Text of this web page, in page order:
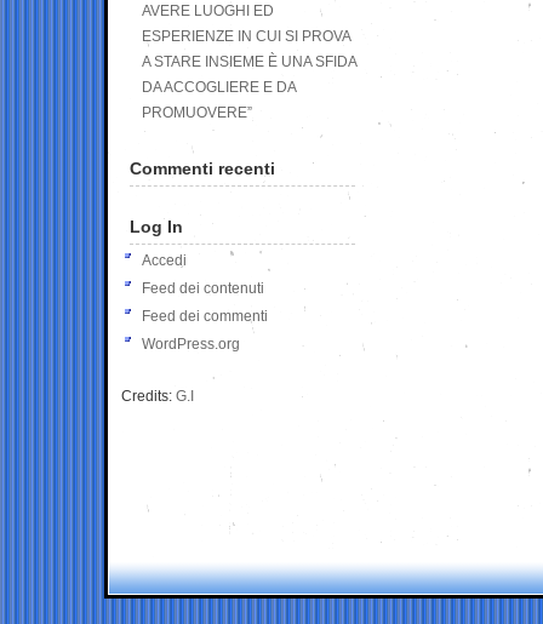
AVERE LUOGHI ED
ESPERIENZE IN CUI SI PROVA
A STARE INSIEME È UNA SFIDA
DA ACCOGLIERE E DA
PROMUOVERE”
Commenti recenti
Log In
Accedi
Feed dei contenuti
Feed dei commenti
WordPress.org
Credits: G.I